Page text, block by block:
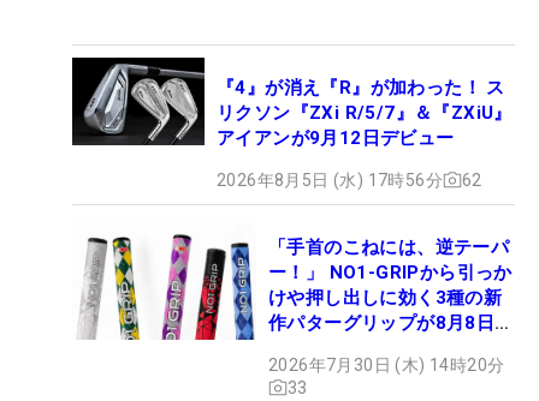
『4』が消え『R』が加わった！ ス
リクソン『ZXi R/5/7』＆『ZXiU』
アイアンが9月12日デビュー
2026年8月5日 (水) 17時56分 62
「手首のこねには、逆テーパ
ー！」 NO1-GRIPから引っか
けや押し出しに効く3種の新
作パターグリップが8月8日デ
2026年7月30日 (木) 14時20分
33